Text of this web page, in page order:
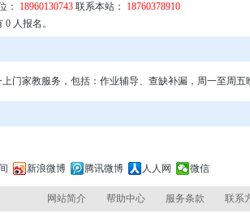
： 18960130743 联系本站： 18760378910
0 人报名。
门家教服务，包括：作业辅导、查缺补漏，周一至周
新浪微博 腾讯微博 人人网 微信
网站简介 帮助中心 服务条款 联系